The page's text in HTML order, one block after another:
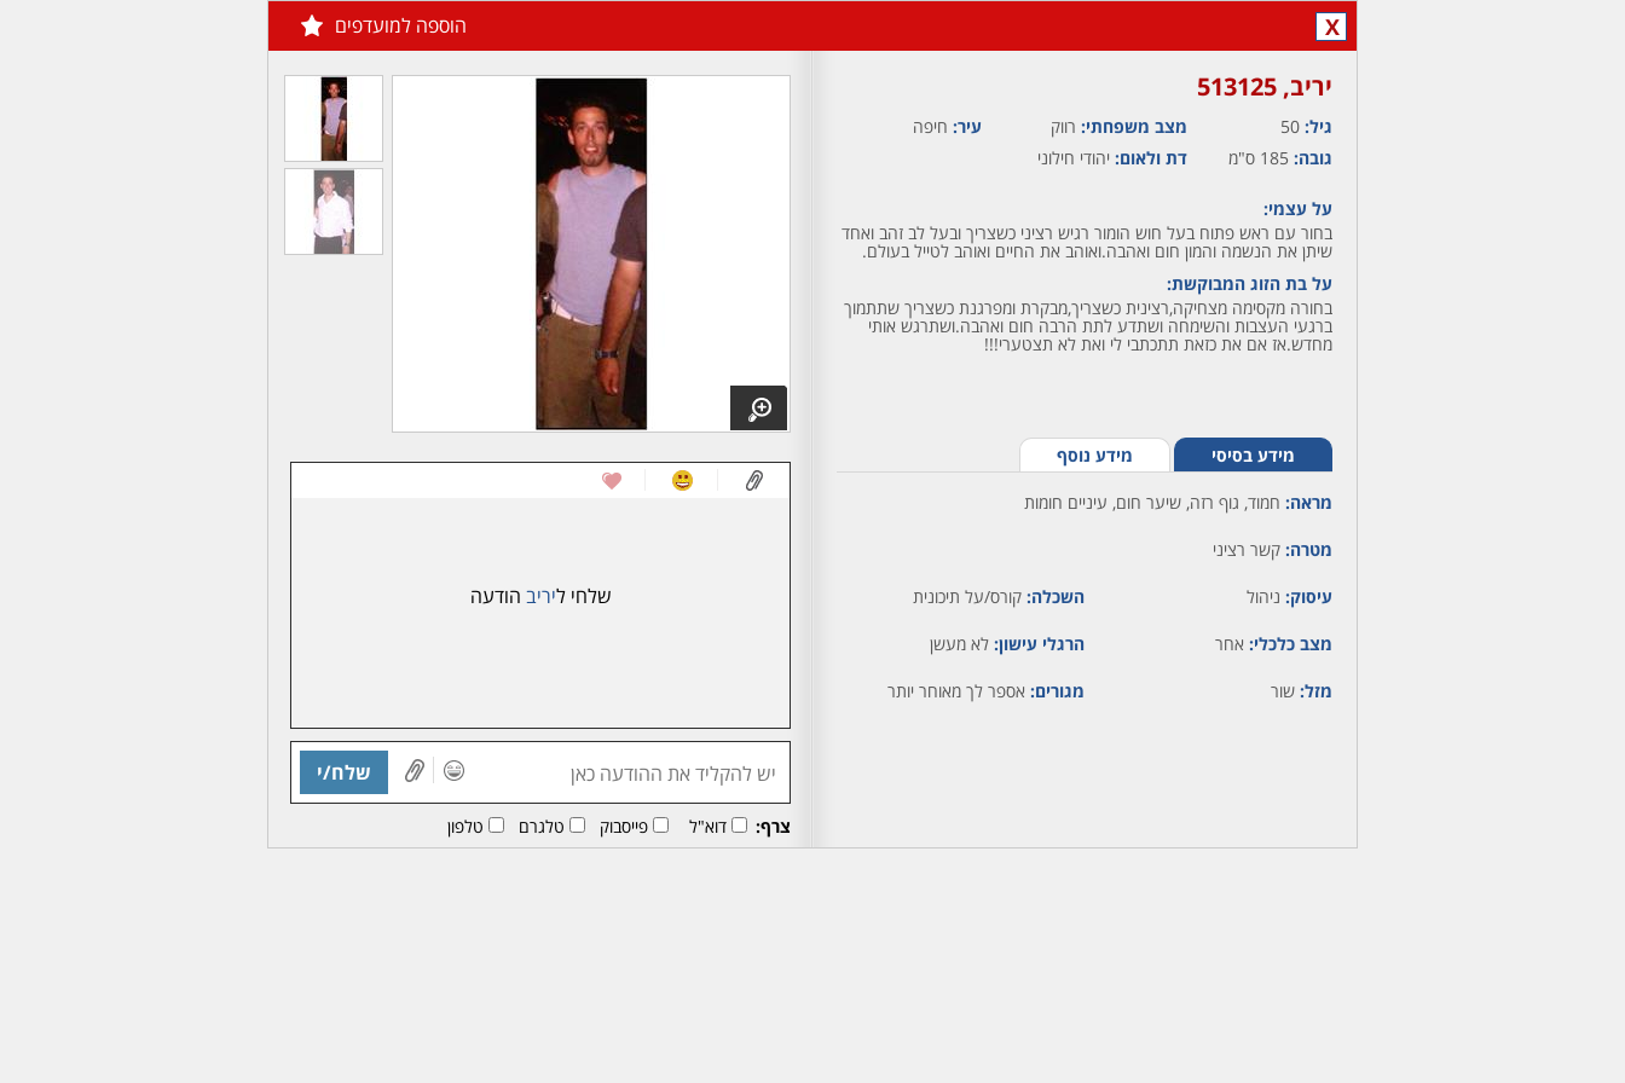
X הוספה למועדפים
יריב,‏ 513125
גיל: 50 מצב משפחתי: רווק עיר: חיפה
גובה: 185 ס"מ דת ולאום: יהודי חילוני
על עצמי:
בחור עם ראש פתוח בעל חוש הומור רגיש רציני כשצריך ובעל לב זהב ואחד
שיתן את הנשמה והמון חום ואהבה.ואוהב את החיים ואוהב לטייל בעולם.
על בת הזוג המבוקשת:
בחורה מקסימה מצחיקה,רצינית כשצריך,מבקרת ומפרגנת כשצריך שתתמוך
ברגעי העצבות והשימחה ושתדע לתת הרבה חום ואהבה.ושתרגש אותי
מחדש.אז אם את כזאת תתכתבי לי ואת לא תצטערי!!!
מידע בסיסי מידע נוסף
מראה: חמוד, גוף רזה, שיער חום, עיניים חומות
מטרה: קשר רציני
עיסוק: ניהול השכלה: קורס/על תיכונית
מצב כלכלי: אחר הרגלי עישון: לא מעשן
מזל: שור מגורים: אספר לך מאוחר יותר
שלחי ליריב הודעה
שלח/י
צרף: דוא"ל פייסבוק טלגרם טלפון